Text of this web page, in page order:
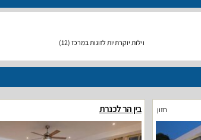
וילות יוקרתיות לזוגות במרכז (12)
חזון בין הר לכנרת